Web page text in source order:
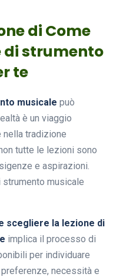
di Come
di strumento
te
musicale può
è un viaggio
nella tradizione
tutte le lezioni sono
e aspirazioni.
musicale
scegliere la lezione di
implica il processo di
per individuare
necessità e